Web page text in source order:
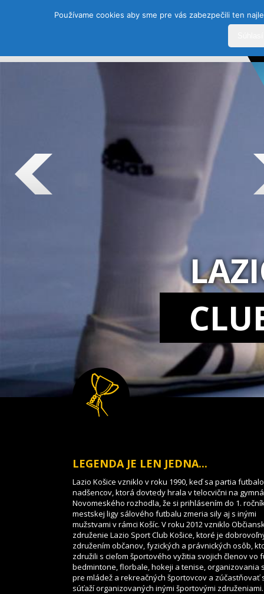
LEGENDA JE LEN JEDNA...
Lazio Košice vzniklo v roku 1990, keď sa partia
nadšencov, ktorá dovtedy hrala v telocvični na
Novomeského rozhodla, že si prihlásením do 1.
mestskej ligy sálového futbalu zmeria sily aj s inými
mužstvami v rámci Košíc. V roku 2012 vzniklo
združenie Lazio Sport Club Košice, ktoré je
združením občanov, fyzických a právnických osôb,
združili s cieľom športového vyžitia svojich členov vo
bedmintone, florbale, hokeji a tenise, organizovania
pre mládež a rekreačných športovcov a zúčastňovať
súťaží organizovaných inými športovými združeniami.
Používame cookies aby sme pre vás zabezpečili ten